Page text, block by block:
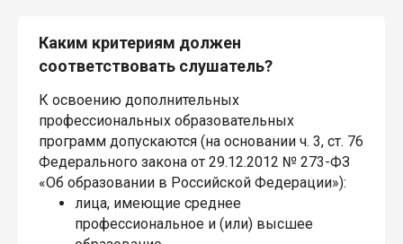
Каким критериям должен
соответствовать слушатель?
К освоению дополнительных
профессиональных образовательных
программ допускаются (на основании ч. 3, ст. 76
Федерального закона от 29.12.2012 № 273-ФЗ
«Об образовании в Российской Федерации»):
лица, имеющие среднее
профессиональное и (или) высшее